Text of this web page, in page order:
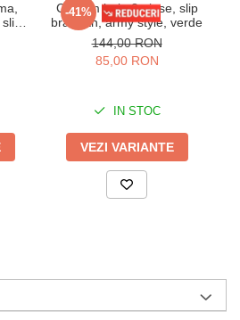
-41%
Costum baie 2 piese, slip
brazilian, army style, verde
144,00 RON
85,00 RON
IN STOC
VEZI VARIANTE